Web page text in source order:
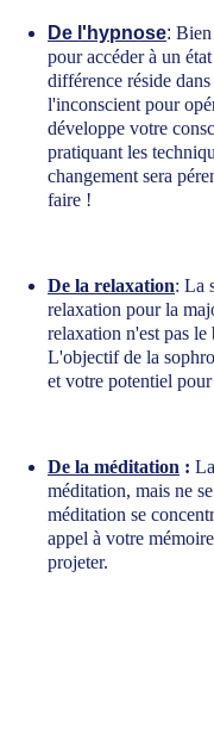
De l'hypnose: Bien
pour accéder à un
différence réside
l'inconscient pour
développe votre
pratiquant les
changement sera
faire !
De la relaxation: La
relaxation pour la
relaxation n'est pas
L'objectif de la
et votre potentiel
De la méditation :
méditation, mais ne
méditation se
appel à votre
projeter.